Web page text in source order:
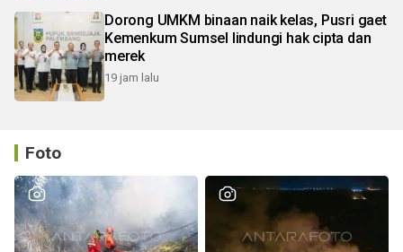
Dorong UMKM binaan naik kelas, Pusri gaet
Kemenkum Sumsel lindungi hak cipta dan
merek
19 jam lalu
Foto